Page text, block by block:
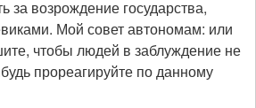
за возрождение государства,
Мой совет автономам: или
чтобы людей в заблуждение не
прореагируйте по данному